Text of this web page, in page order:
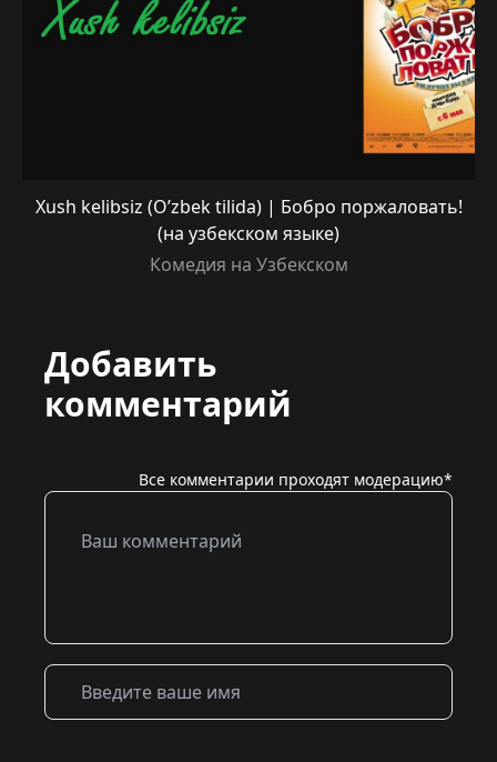
Xush kelibsiz (O’zbek tilida) | Бобро поржаловать!
(на узбекском языке)
Комедия на Узбекском
Добавить
комментарий
Все комментарии проходят модерацию*